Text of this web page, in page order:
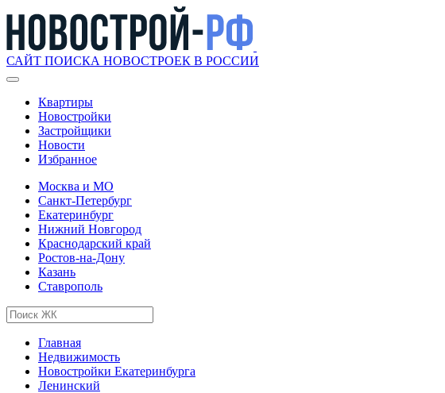
САЙТ ПОИСКА НОВОСТРОЕК В РОССИИ
Квартиры
Новостройки
Застройщики
Новости
Избранное
Москва и МО
Санкт-Петербург
Екатеринбург
Нижний Новгород
Краснодарский край
Ростов-на-Дону
Казань
Ставрополь
Главная
Недвижимость
Новостройки Екатеринбурга
Ленинский